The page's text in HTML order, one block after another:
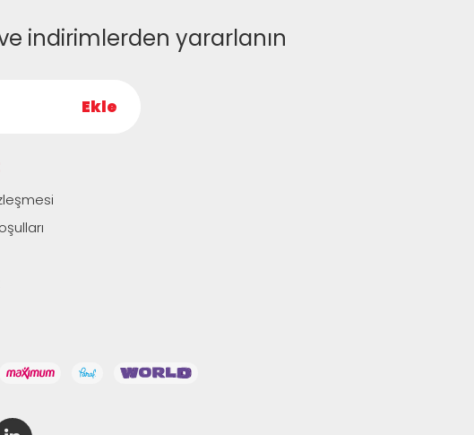
indirimlerden yararlanın
Ekle